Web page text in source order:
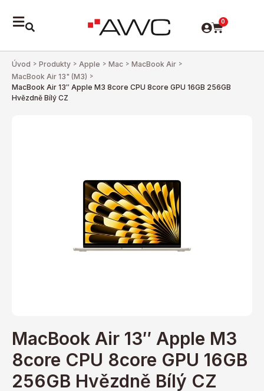
0
Úvod > Produkty > Apple > Mac > MacBook Air >
MacBook Air 13" (M3) >
MacBook Air 13″ Apple M3 8core CPU 8core GPU 16GB 256GB
Hvězdně Bílý CZ
MacBook Air 13″ Apple M3
8core CPU 8core GPU 16GB
256GB Hvězdně Bílý CZ